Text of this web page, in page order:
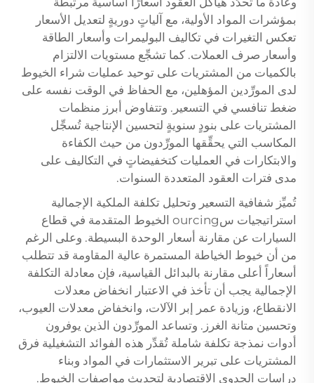
بمؤشرات المواد الأولية، مع آلياتٍ دوريةٍ لتعديل الأسعار
تعكس التغيرات في تكاليف البوليمرات وأسعار الطاقة
وأسعار صرف العملات. كما تشجِّع مستويات الالتزام
بالكميات من المشتريات على توحيد عمليات شراء الخيوط
لدى المورِّدين المؤهلين، مع الحفاظ في الوقت نفسه على
ضغط تنافسي في التسعير. وتتفاوض أبرز منظمات
المشتريات على بنودٍ سنويةٍ لتحسين الإنتاجية تُسجِّل
المكاسب التي يحقِّقها المورِّدون من حيث الكفاءة
والابتكارات في العمليات كتخفيضاتٍ في التكاليف على
مدى فترات العقود المتعددة السنوات.
تُميِّز شفافية التسعير وتحليل تكلفة الملكية الإجمالية
استراتيجيات سourcing الخيوط المتقدمة في قطاع
السيارات عن مقارنة أسعار الوحدة البسيطة. وعلى الرغم
من أن خيوط الخياطة المستمرة عالية المقاومة قد تتطلب
أسعاراً أعلى مقارنة بالبدائل القياسية، فإن معادلة التكلفة
الإجمالية يجب أن تأخذ في الاعتبار انخفاض معدلات
الانقطاع، وزيادة عمر إبر الآلات، وانخفاض معدلات العيوب،
وتحسين متانة الغرز. وتساعد المورِّدون الذين يوفرون
أدوات نمذجة تكلفة شاملة تُقدِّر هذه الفوائد التشغيلية فرق
المشتريات على تبرير الاستثمارات في المواد وبناء
دراسات الجدوى الاقتصادية لتحديث مواصفات الخيوط.